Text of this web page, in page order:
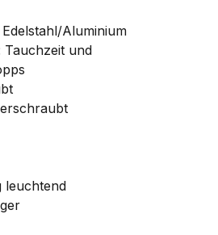
Aluminium
Tauchzeit und
leuchtend